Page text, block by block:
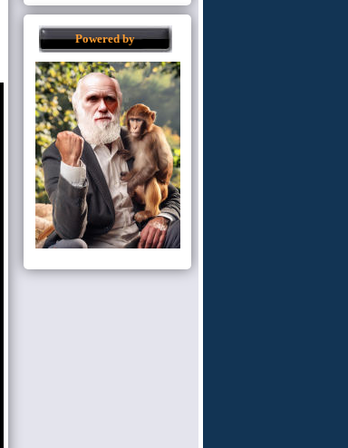
Powered by